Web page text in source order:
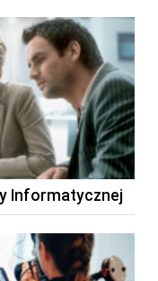
Informatycznej